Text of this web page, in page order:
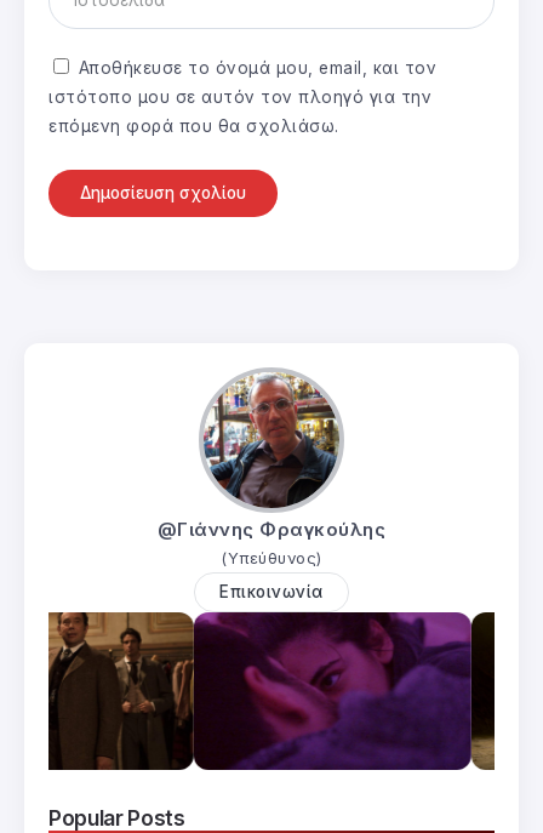
Αποθήκευσε το όνομά μου, email, και τον
ιστότοπο μου σε αυτόν τον πλοηγό για την
επόμενη φορά που θα σχολιάσω.
@Γιάννης Φραγκούλης
(Υπεύθυνος)
Επικοινωνία
Popular Posts